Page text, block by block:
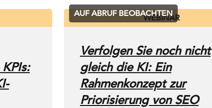
WEBINAR
AUF ABRUF BEOBACHTEN
Verfolgen Sie noch nicht
gleich die KI: Ein
Rahmenkonzept zur
Priorisierung von SEO